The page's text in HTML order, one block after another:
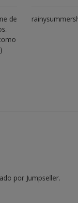
de
por Jumpseller.